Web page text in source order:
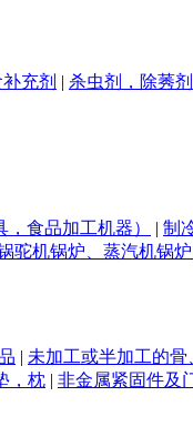
充剂 | 杀虫剂，除莠
食品加工机器） | 制
驼机锅炉、蒸汽机锅炉
| 未加工或半加工的
，枕 | 非金属紧固件及